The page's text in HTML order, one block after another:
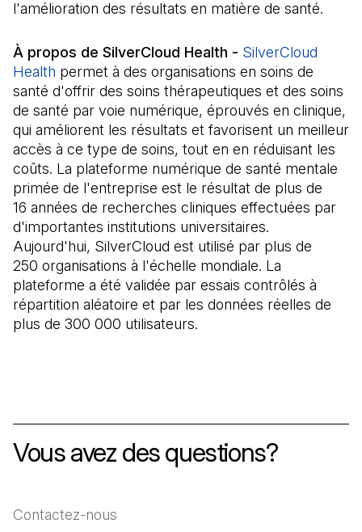
l'amélioration des résultats en matière de santé.
À propos de SilverCloud Health - SilverCloud
Health (Il s'ouvre dans un nouvel onglet)
permet à des organisations en soins de
santé d'offrir des soins thérapeutiques et des soins
de santé par voie numérique, éprouvés en clinique,
qui améliorent les résultats et favorisent un meilleur
accès à ce type de soins, tout en en réduisant les
coûts. La plateforme numérique de santé mentale
primée de l'entreprise est le résultat de plus de
16 années de recherches cliniques effectuées par
d'importantes institutions universitaires.
Aujourd'hui, SilverCloud est utilisé par plus de
250 organisations à l'échelle mondiale. La
plateforme a été validée par essais contrôlés à
répartition aléatoire et par les données réelles de
plus de 300 000 utilisateurs.
Vous avez des questions?
Contactez-nous